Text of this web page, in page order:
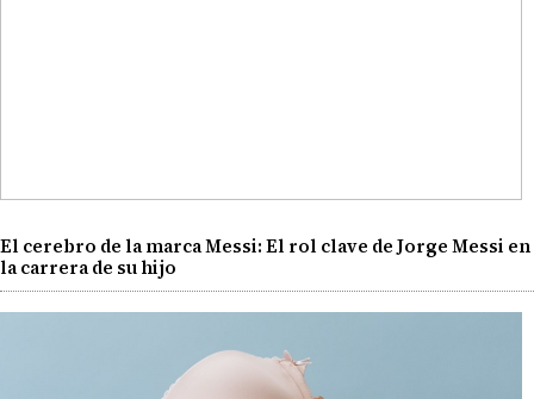
El cerebro de la marca Messi: El rol clave de Jorge Messi en
la carrera de su hijo